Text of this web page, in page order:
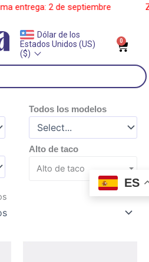
entrega: 2 de septiembre______
Dólar de los
Estados Unidos (US)
($)
0
Todos los modelos
Alto de taco
Alto de taco
los
ES